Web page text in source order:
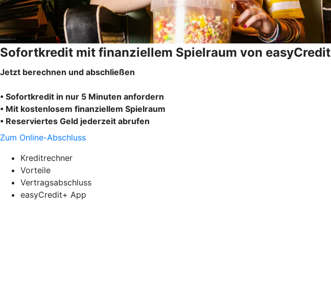
Sofortkredit mit finanziellem Spielraum von easyCredit
Jetzt berechnen und abschließen
• Sofortkredit in nur 5 Minuten anfordern
• Mit kostenlosem finanziellem Spielraum
• Reserviertes Geld jederzeit abrufen
Zum Online-Abschluss
Kreditrechner
Vorteile
Vertragsabschluss
easyCredit+ App